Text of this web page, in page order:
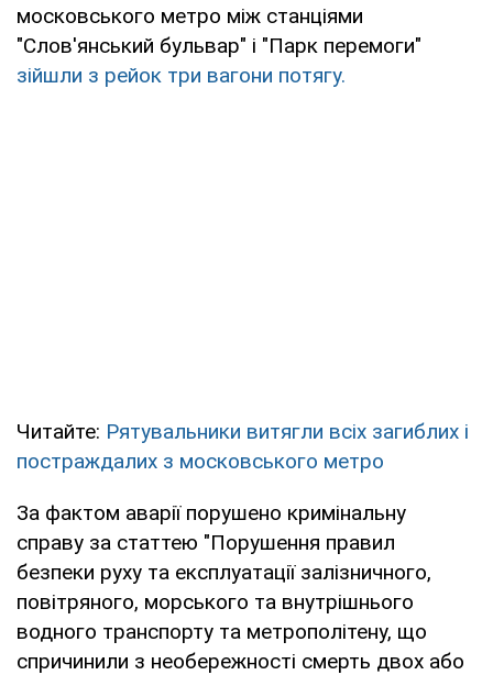
московського метро між станціями
"Слов'янський бульвар" і "Парк перемоги"
зійшли з рейок три вагони потягу.
Читайте: Рятувальники витягли всіх загиблих і
постраждалих з московського метро
За фактом аварії порушено кримінальну
справу за статтею "Порушення правил
безпеки руху та експлуатації залізничного,
повітряного, морського та внутрішнього
водного транспорту та метрополітену, що
спричинили з необережності смерть двох або